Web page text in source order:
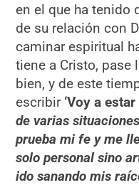
en el que ha tenido
de su relación con
caminar espiritual
tiene a Cristo, pase
bien, y de este
escribir ‘Voy a estar
de varias
prueba mi fe y me
solo personal sino
ido sanando mis